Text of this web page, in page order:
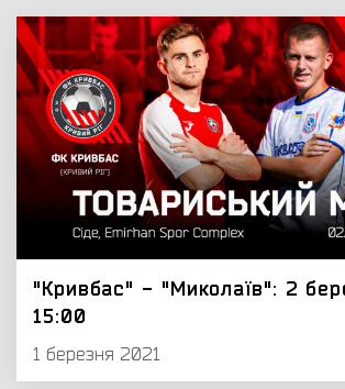
"Кривбас" - "Миколаїв": 2
15:00
1 березня 2021